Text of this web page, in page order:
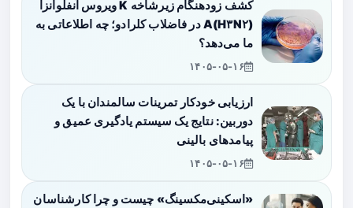
کشف زودهنگام زیرشاخه K ویروس آنفلوانزا
A(H۳N۲) در فاضلاب کلرادو؛ چه اطلاعاتی به
ما می‌دهد؟
۱۴۰۵-۰۵-۱۶
ارزیابی خودکار تمرینات سالمندان با یک
دوربین: نتایج یک سیستم یادگیری عمیق و
پیامدهای بالینی
۱۴۰۵-۰۵-۱۶
«اسکینی‌مکسینگ» چیست و چرا کارشناسان